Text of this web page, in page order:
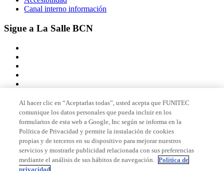
Canal interno información
Sigue a La Salle BCN
Miembro de
Acreditaciones
Al hacer clic en “Aceptarlas todas”, usted acepta que FUNITEC
comunique los datos personales que pueda incluir en los
formularios de esta web a Google, Inc según se informa en la
Política de Privacidad y permite la instalación de cookies
propias y de terceros en su dispositivo para mejorar nuestros
servicios y mostrarle publicidad relacionada con sus preferencias
mediante el análisis de sus hábitos de navegación. Política de
privacidad